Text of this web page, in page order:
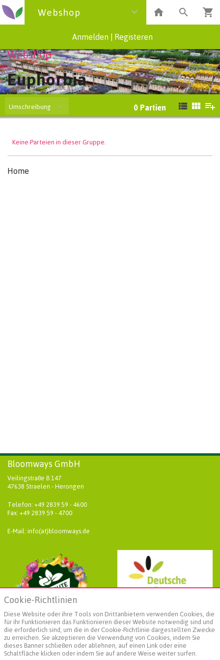
Webshop
Anmelden Registeren
Webshop
Euphorbia
Umschreibung 0 Partien
Keine Parteien in dieser Gruppe.
Home
Bloomways GmbH
Veilingstraße B 147
47638 Straelen - Herongen
Telefon: +49 2839 59 - 4600
Fax: +49 2839 59 - 4700
E-Mail: info(at)bloomways.de
Weiterführende Informationen
Cookie-Richtlinien
Diese Website oder ihre Tools von Drittanbietern verwenden Cookies, die
für ihr Funktionieren das Funktionieren dieser Website notwendig sind und
die erforderlich sind, um die in der Cookie-Richtlinie dargestellten Zwecke
zu erreichen. Sie akzeptieren die Verwendung von Cookies, indem Sie
dieses Banner schließen oder ablehnen, auf einen Link oder eine
Schaltfläche klicken oder indem Sie auf andere Weise weiter surfen.